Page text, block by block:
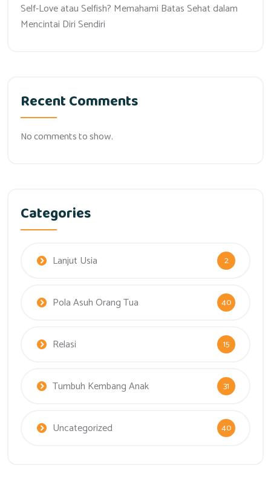
Self-Love atau Selfish? Memahami Batas Sehat dalam
Mencintai Diri Sendiri
Recent Comments
No comments to show.
Categories
Lanjut Usia 2
Pola Asuh Orang Tua 40
Relasi 15
Tumbuh Kembang Anak 31
Uncategorized 40